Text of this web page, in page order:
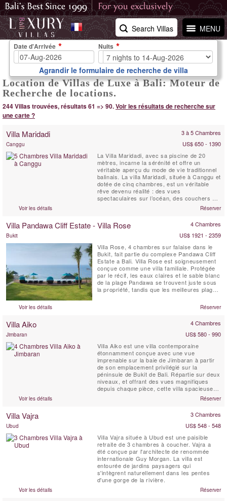
MENU
Search Villas
Location de Villas de Luxe à Bali: Moteur de
Recherche de locations.
244 Villas trouvées, résultats 61 => 90.Voir les résultats de recherche sur
une carte ?
Villa Maridadi 3 à 5 Chambres
Canggu
US$ 650 - 1390
La Villa Maridadi, avec sa piscine de 20
mètres, incarne la sérénité et offre un
véritable aperçu du mode de vie traditionnel
balinais. La villa Maridadi, située à Canggu et
dotée de cinq chambres, est un véritable
rêve devenu réalité : des vues
spectaculaires sur l’océan, des couchers de
soleil à couper le souffle et une vie luxueuse
en plein air au milieu de rizières verdoyantes
Villa Maridadi se trouve à quelques ...
Voir les détails Réserver
Villa Pandawa Cliff Estate - Villa Rose 4 Chambres
Bukit
US$ 1921 - 2359
Villa Rose, 4 chambres sur falaise dans le
Bukit, fait partie du complexe Pandawa Cliff
Estate a Bali. Villa Rose est soigneusement
conçue comme une villa familiale. Protégée
par le récif, les eaux claires et le sable blanc
de la plage Pandawa se trouvent juste sous
la propriété, tandis que les meilleures plages
Voir les détails Réserver
Villa Aiko 4 Chambres
Jimbaran
US$ 580 - 990
Villa Aiko est une villa contemporaine
étonnamment conçue avec une vue
imprenable sur la baie de Jimbaran à partir
de son emplacement privilégié sur la
péninsule de Bukit de Bali. Répartie sur deux
niveaux, et offrant des vues magnifiques
depuis chaque pièce, cette villa spacieuse et
lumineuse encadre deux côtés d’une piscine
à débordement de 15 mètres bordée d’un
comme des éléments traditionnels balinais
Voir les détails Réserver
Villa Vajra 3 Chambres
Ubud
US$ 548 - 548
Villa Vajra située à Ubud est une paisible
retraite de 3 chambres à coucher. Vajra a
été conçue par l'architecte de renommée
internationale Guy Morgan. La villa est
entourée de jardins paysagers qui
s'intègrent naturellement dans les pentes
d'une gorge de la rivière.
Voir les détails Réserver
Date d'Arrivée Nuits
Agrandir le formulaire de recherche de villa